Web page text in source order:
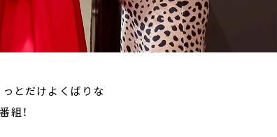
とだけよくばりな
組！